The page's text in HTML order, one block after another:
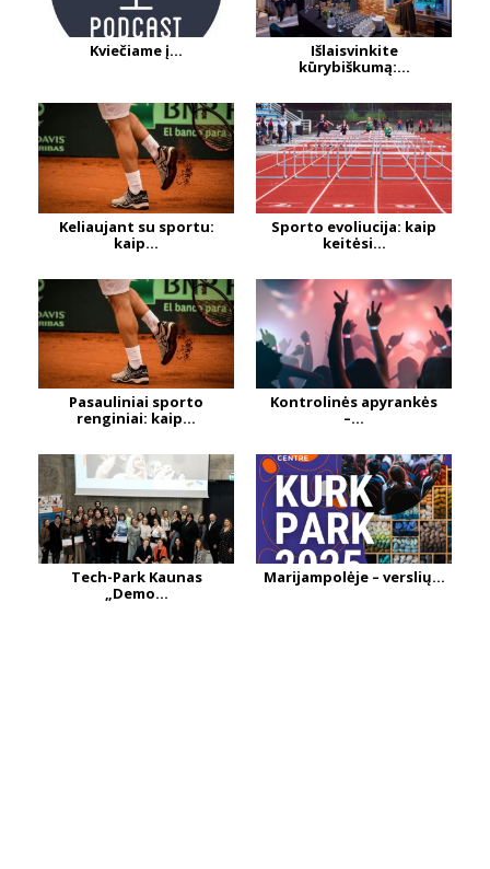
Kviečiame į...
Išlaisvinkite
kūrybiškumą:...
Keliaujant su sportu:
kaip...
Sporto evoliucija: kaip
keitėsi...
Pasauliniai sporto
renginiai: kaip...
Kontrolinės apyrankės
–...
Tech-Park Kaunas
„Demo...
Marijampolėje – verslių...